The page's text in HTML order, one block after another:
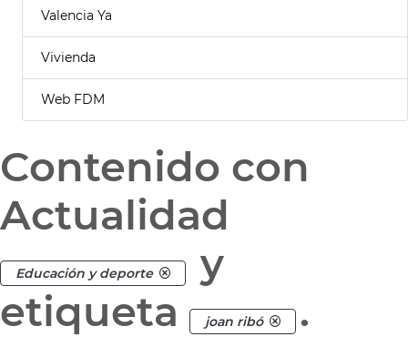
Valencia Ya
Vivienda
Web FDM
Contenido con
Actualidad
Educación y deporte
y
etiqueta
joan ribó .